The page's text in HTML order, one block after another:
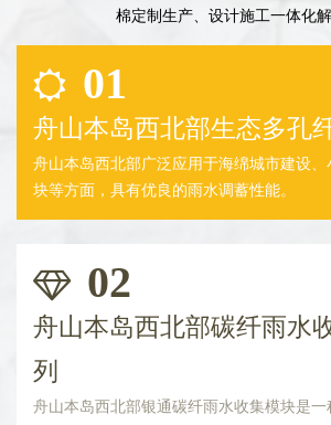
棉定制生产、设计施工一体化
01
舟山本岛西北部生态多孔
舟山本岛西北部广泛应用于海绵城市建设
块等方面，具有优良的雨水调蓄性能。
02
舟山本岛西北部碳纤雨水
列
舟山本岛西北部银通碳纤雨水收集模块是